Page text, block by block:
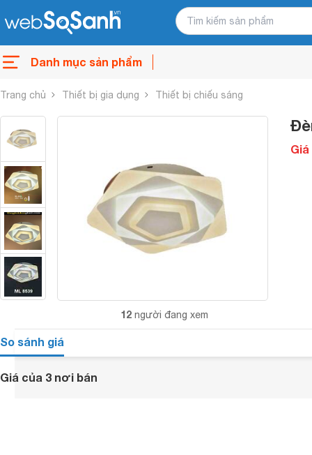
Danh mục sản phẩm
Trang chủ Thiết bị gia dụng Thiết bị chiếu sáng
12 người đang xem
Giá
So sánh giá
Giá của 3 nơi bán